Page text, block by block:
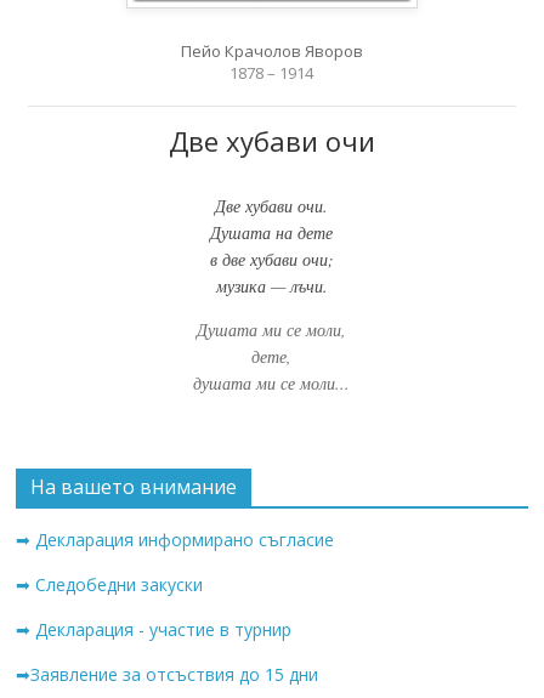
Пейо Крачолов Яворов
1878 – 1914
Две хубави очи
Две хубави очи.
Душата на дете
в две хубави очи;
музика — лъчи.
Душата ми се моли,
дете,
душата ми се моли...
На вашето внимание
➡ Декларация информирано съгласие
➡ Следобедни закуски
➡ Декларация - участие в турнир
➡Заявление за отсъствия до 15 дни